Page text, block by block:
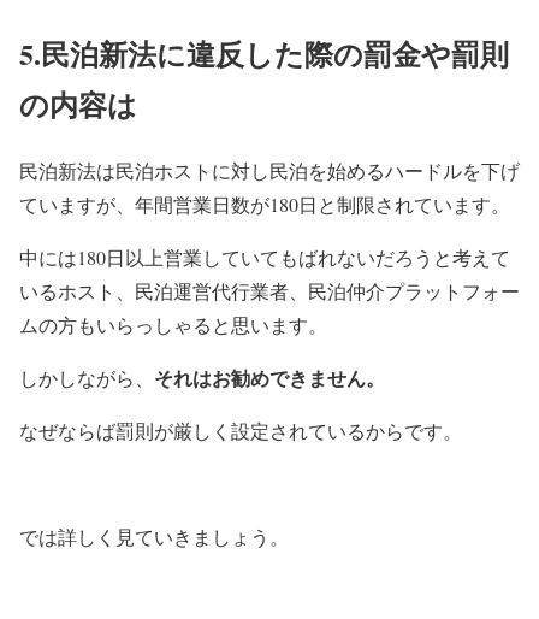
5.民泊新法に違反した際の罰金や罰則
の内容は
民泊新法は民泊ホストに対し民泊を始めるハードルを下げ
ていますが、年間営業日数が180日と制限されています。
中には180日以上営業していてもばれないだろうと考えて
いるホスト、民泊運営代行業者、民泊仲介プラットフォー
ムの方もいらっしゃると思います。
しかしながら、 それはお勧めできません。
なぜならば罰則が厳しく設定されているからです。
では詳しく見ていきましょう。